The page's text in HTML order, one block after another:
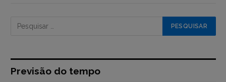
Previsão do tempo